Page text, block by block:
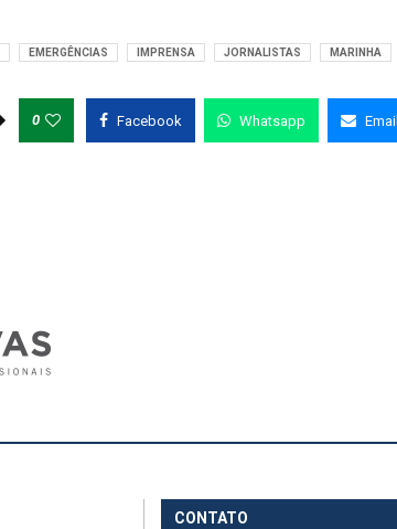
EMERGÊNCIAS IMPRENSA JORNALISTAS MARINHA
0 Facebook Whatsapp Email
CONTATO